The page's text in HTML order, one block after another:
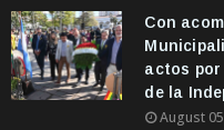
Con
actos por
de la
August